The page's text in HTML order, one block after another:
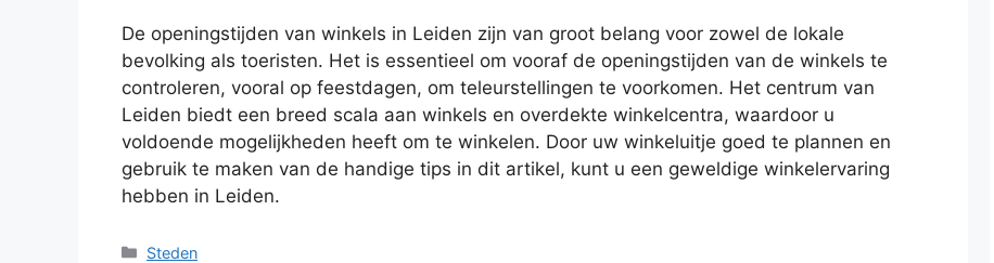
De openingstijden van winkels in Leiden zijn van groot belang voor zowel de lokale
bevolking als toeristen. Het is essentieel om vooraf de openingstijden van de winkels te
controleren, vooral op feestdagen, om teleurstellingen te voorkomen. Het centrum van
Leiden biedt een breed scala aan winkels en overdekte winkelcentra, waardoor u
voldoende mogelijkheden heeft om te winkelen. Door uw winkeluitje goed te plannen en
gebruik te maken van de handige tips in dit artikel, kunt u een geweldige winkelervaring
hebben in Leiden.
Categorieën
Steden